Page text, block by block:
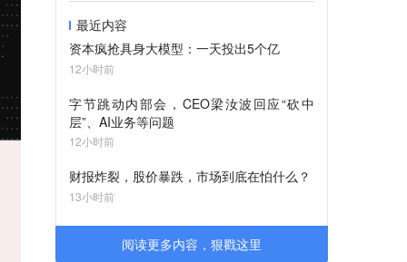
最近内容
资本疯抢具身大模型：一天投出5个亿
12小时前
字节跳动内部会，CEO梁汝波回应“砍中
层”、AI业务等问题
12小时前
财报炸裂，股价暴跌，市场到底在怕什么？
13小时前
阅读更多内容，狠戳这里